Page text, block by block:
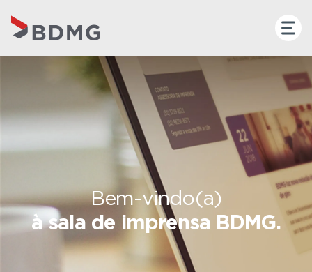
Bem-vindo(a)
à sala de imprensa BDMG.